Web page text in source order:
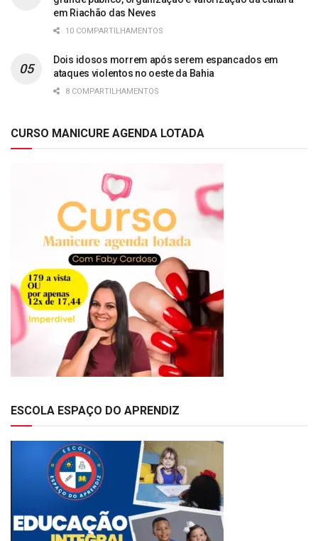
em Riachão das Neves
10 COMPARTILHAMENTOS
Dois idosos morrem após serem espancados em
ataques violentos no oeste da Bahia
8 COMPARTILHAMENTOS
CURSO MANICURE AGENDA LOTADA
ESCOLA ESPAÇO DO APRENDIZ